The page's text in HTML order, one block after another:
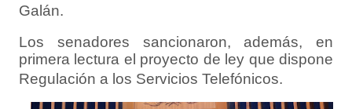
Galán.
Los senadores sancionaron, además, en
primera lectura el proyecto de ley que dispone
Regulación a los Servicios Telefónicos.